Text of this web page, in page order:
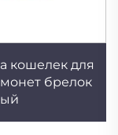
кошелек для
брелок